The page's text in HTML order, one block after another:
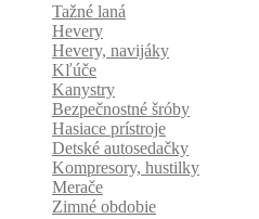
Tažné laná
Hevery
Hevery, navijáky
Kľúče
Kanystry
Bezpečnostné šróby
Hasiace prístroje
Detské autosedačky
Kompresory, hustilky
Merače
Zimné obdobie